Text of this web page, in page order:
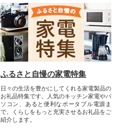
ふるさと自慢の家電特集
日々の生活を豊かにしてくれる家電製品の
お礼品特集です。人気のキッチン家電やパ
ソコン、あると便利なポータブル電源ま
で。くらしをもっと充実させるお礼品をご
紹介します。